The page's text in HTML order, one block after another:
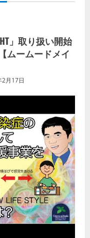
」取り扱い開始
ムームードメイ
月17日